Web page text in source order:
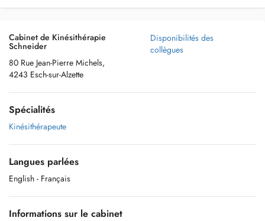
Cabinet de Kinésithérapie
Schneider
80 Rue Jean-Pierre Michels,
4243 Esch-sur-Alzette
Disponibilités des
collègues
Spécialités
Kinésithérapeute
Langues parlées
English - Français
Informations sur le cabinet